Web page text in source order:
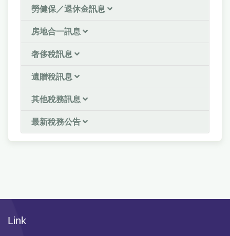
勞健保／退休金訊息
房地合一訊息
奢侈稅訊息
遺贈稅訊息
其他稅務訊息
最新稅務公告
Link